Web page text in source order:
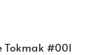
Tokmak #001